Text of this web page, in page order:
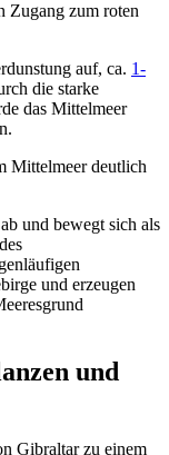
Zugang zum roten
auf, ca. 1-
die starke
das Mittelmeer
Mittelmeer deutlich
und bewegt sich als
und erzeugen
und
Gibraltar zu einem